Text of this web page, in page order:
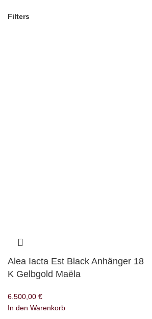
Filters
Alea Iacta Est Black Anhänger 18
K Gelbgold Maëla
6.500,00 €
In den Warenkorb